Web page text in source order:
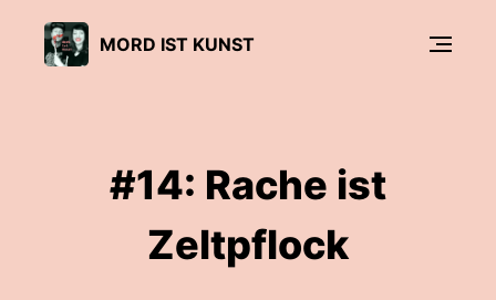
MORD IST KUNST
#14: Rache ist
Zeltpflock